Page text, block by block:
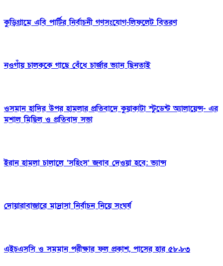
কুড়িগ্রামে এবি পার্টির নির্বাচনী গণসংযোগ-লিফলেট বিতরণ
নওগাঁয় চালককে গাছে বেঁধে চার্জার ভ্যান ছিনতাই
ওসমান হাদির উপর হামলার প্রতিবাদে কুয়াকাটা স্টুডেন্ট অ্যালায়েন্স- এর
মশাল মিছিল ও প্রতিবাদ সভা
ইরান হামলা চালালে ‘সহিংস’ জবাব দেওয়া হবে: ভ্যান্স
দোয়ারাবাজারে মাদ্রাসা নির্বাচন নিয়ে সংঘর্ষ
এইচএসসি ও সমমান পরীক্ষার ফল প্রকাশ, পাসের হার ৫৮.৮৩